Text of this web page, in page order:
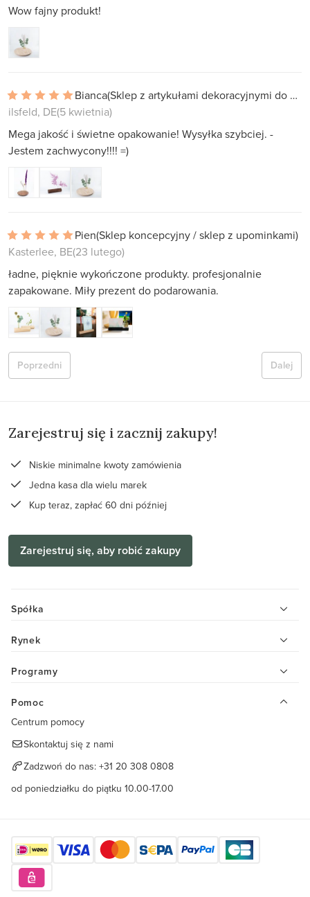
Wow fajny produkt!
Bianca
(Sklep z artykułami dekoracyjnymi do domu)
ilsfeld, DE(5 kwietnia)
Mega jakość i świetne opakowanie! Wysyłka szybciej. -
Jestem zachwycony!!!! =)
Pien(Sklep koncepcyjny / sklep z upominkami)
Kasterlee, BE(23 lutego)
ładne, pięknie wykończone produkty. profesjonalnie
zapakowane. Miły prezent do podarowania.
Dalej
Poprzedni
Zarejestruj się i zacznij zakupy!
Niskie minimalne kwoty zamówienia
Jedna kasa dla wielu marek
Kup teraz, zapłać 60 dni później
Zarejestruj się, aby robić zakupy
Spółka
Rynek
Programy
Pomoc
Centrum pomocy
Skontaktuj się z nami
Zadzwoń do nas: +31 20 308 0808
od poniedziałku do piątku 10.00-17.00